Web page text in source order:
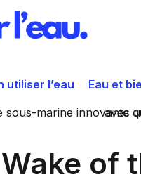
utiliser l’eau Eau et
of